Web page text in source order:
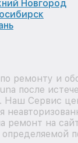
Новгород
ремонту и
после
Наш Сервис
ремонт на
определяемой